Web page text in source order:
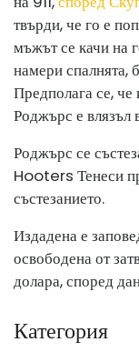
твърди, че го е
мъжът се качи на
намери спалнята,
Предполага се, че
Роджърс е влязъл
Роджърс се
Hooters Тенеси
състезанието.
Издадена е
освободена от
долара, според
Категория